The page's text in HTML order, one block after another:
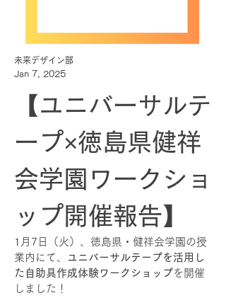
未来デザイン部
Jan 7, 2025
【ユニバーサルテ
ープ×徳島県健祥
会学園ワークショ
ップ開催報告】
1月7日（火）、徳島県・健祥会学園の授
業内にて、 ユニバーサルテープを活用し
た自助具作成体験ワークショップを開催
しました！